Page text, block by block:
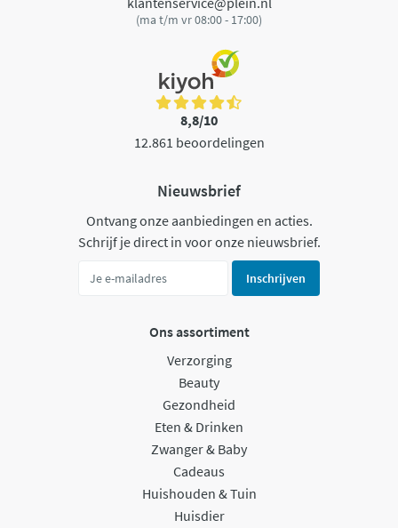
(ma t/m vr 08:00 - 17:00)
8,8/10
12.861 beoordelingen
Nieuwsbrief
Ontvang onze aanbiedingen en acties.
Schrijf je direct in voor onze nieuwsbrief.
Inschrijven
Ons assortiment
Verzorging
Beauty
Gezondheid
Eten & Drinken
Zwanger & Baby
Cadeaus
Huishouden & Tuin
Huisdier